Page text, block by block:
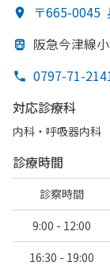
〒665-0045
阪急今津線
0797-71-
対応診療科
内科・​呼吸器内科
診療時間
診察時間
9:00 - 12:00
16:30 - 19:00